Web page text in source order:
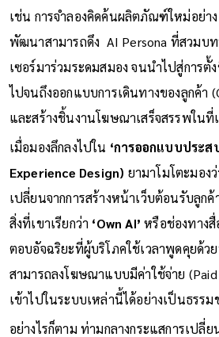
ที่รวมความเชี่ยวชาญด้านการตลาดเข้า
เช่น การจำลองคิดค้นผลิตภัณฑ์ใหม่อย่า
พัฒนาสามารถดึง AI Persona ที่สวมบ
เซอร์มาร่วมระดมสมอง จนนำไปสู่การตั้
ไปจนถึงออกแบบการเดินทางของลูกค้า
และสร้างชิ้นงานโฆษณาเสร็จสรรพในที่เ
เมื่อมองลึกลงไปใน‘การออกแบบประส
Experience Design)ยามาโมโตะมอง
เปลี่ยนจากการสร้างหน้าเว็บต้อนรับลูกค้
สิ่งที่เขาเรียกว่า‘Own AI’หรือช่องทางสื่
ตอบอัจฉริยะที่ผู้บริโภคใช้เวลาพูดคุยด้ว
สามารถลงโฆษณาแบบมีค่าใช้จ่าย (Paid
เข้าไปในระบบเหล่านี้ได้อย่างเป็นธรรมช